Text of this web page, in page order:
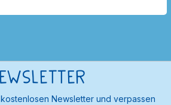
Newsletter und verpassen